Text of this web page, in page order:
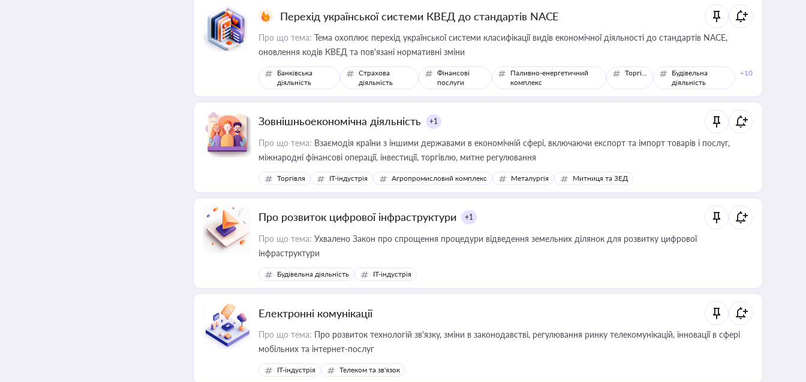
Перехід української системи КВЕД до стандартів NACE
Про що тема: Тема охоплює перехід української системи класифікації видів економічної діяльності до стандартів NACE,
оновлення кодів КВЕД та пов'язані нормативні зміни
Банківська
діяльність
Страхова
діяльність
Фінансові
послуги
Паливно-енергетичний
комплекс
Торгівля
Будівельна
діяльність
+10
Зовнішньоекономічна діяльність +1
Про що тема: Взаємодія країни з іншими державами в економічній сфері, включаючи експорт та імпорт товарів і послуг,
міжнародні фінансові операції, інвестиції, торгівлю, митне регулювання
Торгівля IT-індустрія Агропромисловий комплекс Металургія Митниця та ЗЕД
Про розвиток цифрової інфраструктури +1
Про що тема: Ухвалено Закон про спрощення процедури відведення земельних ділянок для розвитку цифрової
інфраструктури
Будівельна діяльність IT-індустрія
Електронні комунікації
Про що тема: Про розвиток технологій зв'язку, зміни в законодавстві, регулювання ринку телекомунікацій, інновації в сфері
мобільних та інтернет-послуг
IT-індустрія Телеком та зв'язок